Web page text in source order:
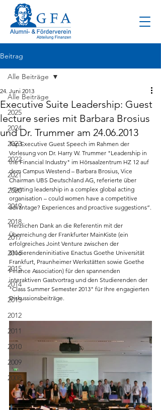
Beitrag
Alle Beiträge
2025
2024
2023
2022
2021
2020
2019
2018
2017
2016
2015
2014
2013
2012
2011
2010
2009
2008
Alle Beiträge
Executive Suite Leadership: Guest
lecture series mit Barbara Brosius
und Dr. Trummer am 24.06.2013
24. Juni 2013
Top Executive Guest Speech im Rahmen der
Vorlesung von Dr. Harry W. Trummer "Leadership in
the Financial Industry" im Hörsaalzentrum HZ 12 auf
dem Campus Westend – Barbara Brosius, Vice
Chairman UBS Deutschland AG, referierte über
"Getting leadership in a complex global acting
organisation – could women have a competitive
advantage? Experiences and proactive suggestions”.
Herzlichen Dank an die Referentin mit der
Überreichung der Frankfurter MainKiste (ein
erfolgreiches Joint Venture zwischen der
Studierendeninitiative Enactus Goethe Universität
Frankfurt, Praunheimer Werkstätten sowie Goethe
Finance Association) für den spannenden
interaktiven Gastvortrag und den Studierenden der
"Class Summer Semester 2013" für Ihre engagierten
Diskussionsbeiträge.